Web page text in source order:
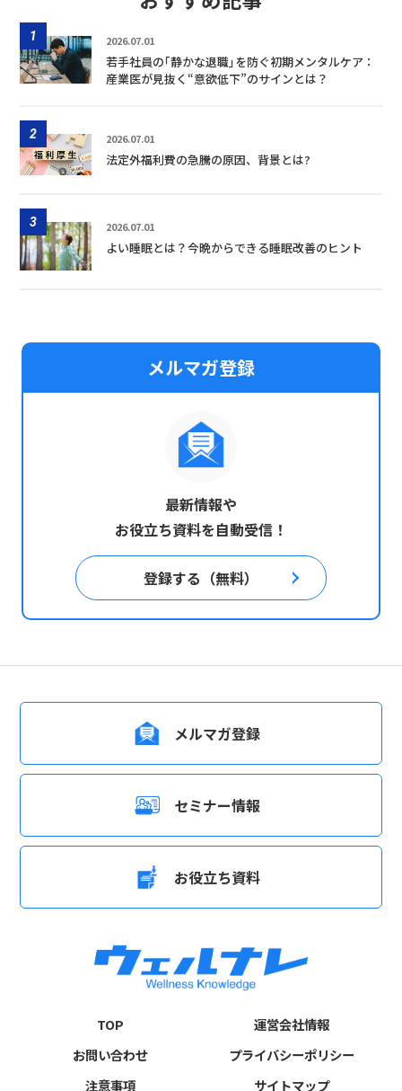
1 2026.07.01
若手社員の｢静かな退職｣を防ぐ初期メンタルケア：
産業医が見抜く“意欲低下”のサインとは？
2 2026.07.01
法定外福利費の急騰の原因、背景とは?
3 2026.07.01
よい睡眠とは？今晩からできる睡眠改善のヒント
メルマガ登録
最新情報や
お役立ち資料を自動受信！
登録する（無料）
メルマガ登録
セミナー情報
お役立ち資料
TOP
運営会社情報
お問い合わせ
プライバシーポリシー
注意事項
サイトマップ